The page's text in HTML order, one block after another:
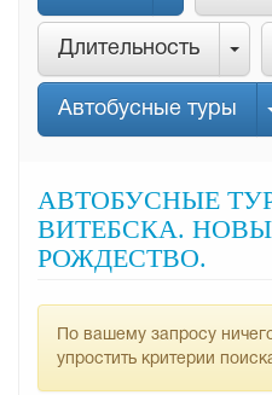
Длительность
Автобусные туры
АВТОБУСНЫЕ
ВИТЕБСКА.
РОЖДЕСТВО.
По вашему запросу
упростить критерии